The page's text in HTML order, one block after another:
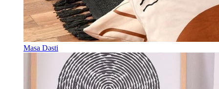
Masa Dəsti